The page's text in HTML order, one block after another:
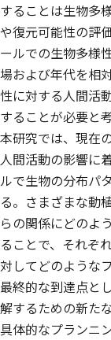
することは生物多
や復元可能性の評
ールでの生物多様
場および年代を相
性に対する人間活
することが必要と
本研究では、現在
人間活動の影響に
ルで生物の分布パ
る。さまざまな動
らの関係にどのよ
ることで、それぞ
対してどのような
最終的な到達点と
解するための新た
具体的なプランニ